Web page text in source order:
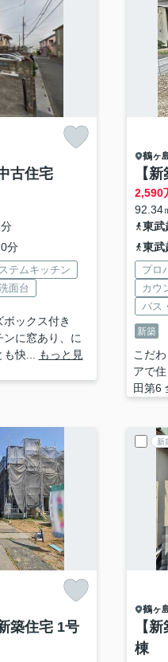
古住宅
分
テムキッチン
面台
ックス付き
に窓あり、に
快...
もっと見
鶴ヶ
【
2,590
92.34
東武
東武
プロ
カウ
バス
新築
こだ
アで
田第6
築住宅 1号
新
鶴ヶ
【
棟